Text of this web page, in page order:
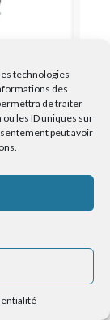
technologies
des
de traiter
les ID uniques sur
peut avoir